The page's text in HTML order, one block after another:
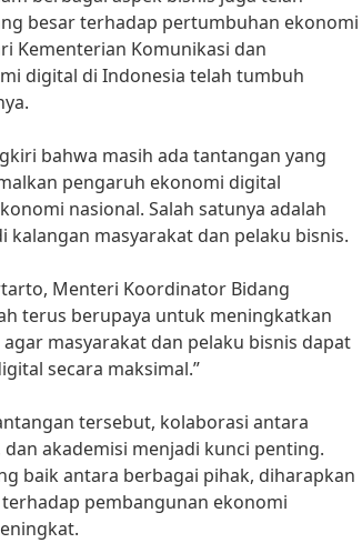
besar terhadap pertumbuhan ekonomi
Kementerian Komunikasi dan
digital di Indonesia telah tumbuh
bahwa masih ada tantangan yang
pengaruh ekonomi digital
nasional. Salah satunya adalah
masyarakat dan pelaku bisnis.
Menteri Koordinator Bidang
terus berupaya untuk meningkatkan
masyarakat dan pelaku bisnis dapat
secara maksimal.”
tersebut, kolaborasi antara
akademisi menjadi kunci penting.
baik antara berbagai pihak, diharapkan
pembangunan ekonomi